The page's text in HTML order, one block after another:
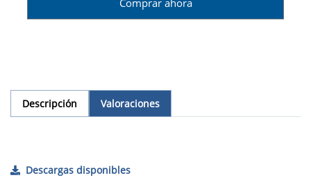
Descripción Valoraciones
Descargas disponibles